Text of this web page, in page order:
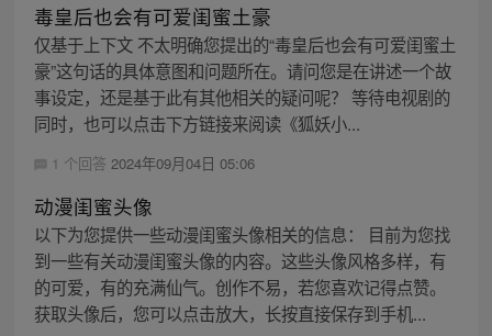
毒皇后也会有可爱闺蜜土豪
仅基于上下文 不太明确您提出的“毒皇后也会有可爱闺蜜土
豪”这句话的具体意图和问题所在。请问您是在讲述一个故
事设定，还是基于此有其他相关的疑问呢？ 等待电视剧的
同时，也可以点击下方链接来阅读《狐妖小...
1 个回答 2024年09月04日 05:06
动漫闺蜜头像
以下为您提供一些动漫闺蜜头像相关的信息： 目前为您找
到一些有关动漫闺蜜头像的内容。这些头像风格多样，有
的可爱，有的充满仙气。创作不易，若您喜欢记得点赞。
获取头像后，您可以点击放大，长按直接保存到手机...